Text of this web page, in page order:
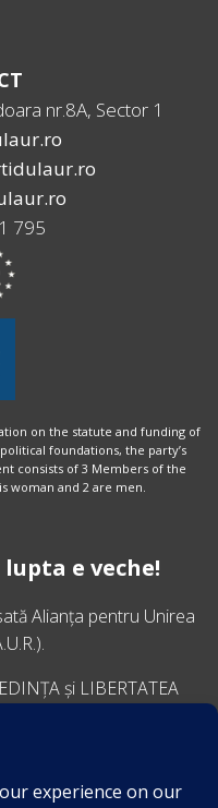
nr.8A, Sector 1
795
on the statute and funding of
foundations, the party’s
consists of 3 Members of the
woman and 2 are men.
e veche!
Alianța pentru Unirea
și LIBERTATEA